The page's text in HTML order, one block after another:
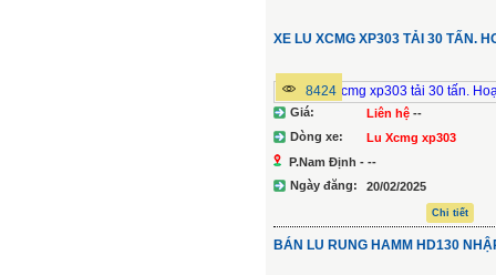
XE LU XCMG XP303 TẢI 30 TẤN.
8424
Giá: Liên hệ --
Dòng xe:
Lu Xcmg xp303
P.Nam Định - --
Ngày đăng:
20/02/2025
Chi tiết
BÁN LU RUNG HAMM HD130